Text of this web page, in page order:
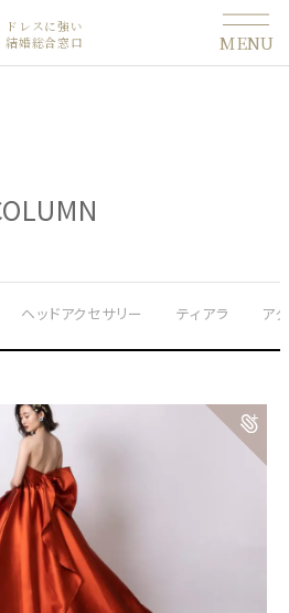
ドレスに強い
結婚総合窓口
MENU
ヘッドアクセサリー ティアラ ア